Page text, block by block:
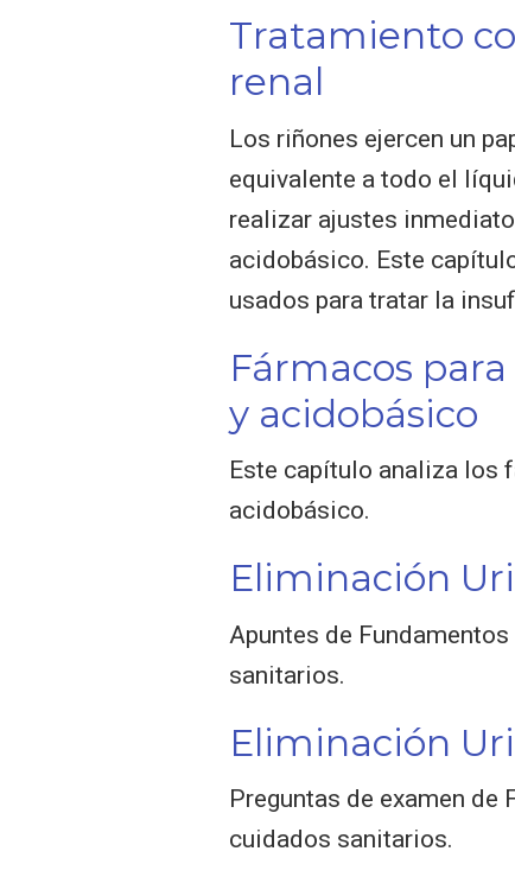
Tratamiento
renal
Los riñones ejercen un
equivalente a todo el
realizar ajustes
acidobásico. Este
usados para tratar la
Fármacos
y acidobásico
Este capítulo analiza los
acidobásico.
Eliminación
Apuntes de
sanitarios.
Eliminación
Preguntas de examen
cuidados sanitarios.